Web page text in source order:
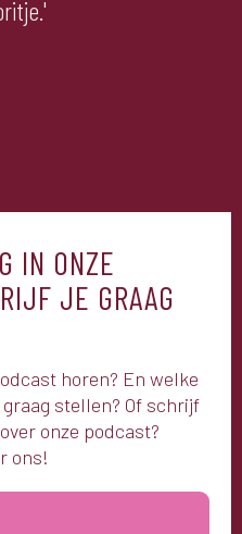
IN ONZE
JE GRAAG
horen? En welke
stellen? Of schrijf
onze podcast?
ons!